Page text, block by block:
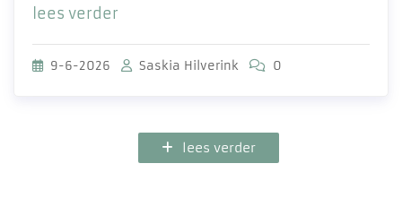
lees verder
9-6-2026 Saskia Hilverink 0
lees verder